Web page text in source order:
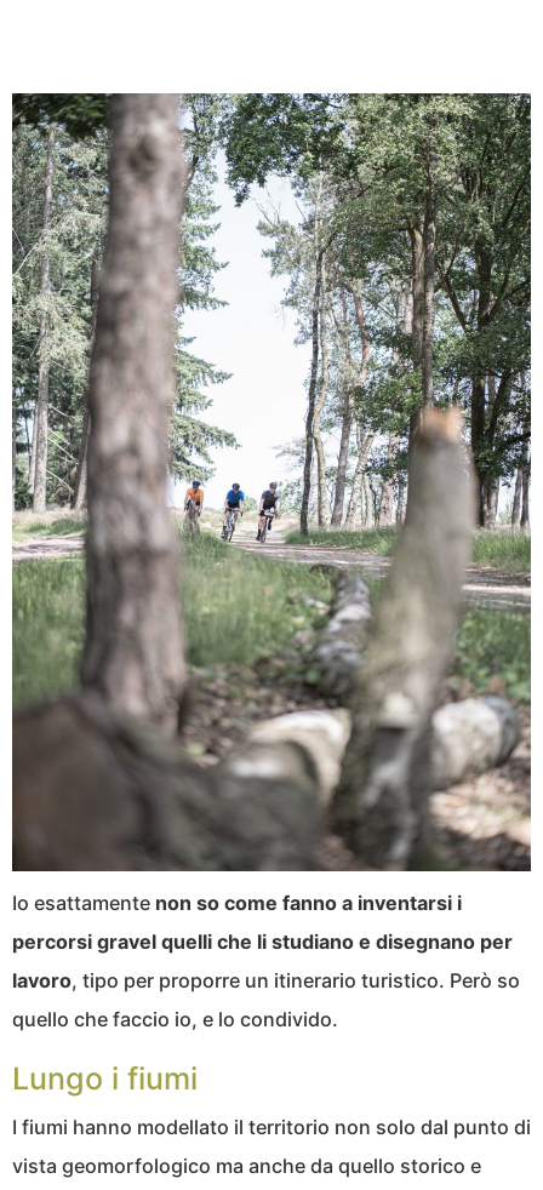
Io esattamente non so come fanno a inventarsi i
percorsi gravel quelli che li studiano e disegnano per
lavoro, tipo per proporre un itinerario turistico. Però so
quello che faccio io, e lo condivido.
Lungo i fiumi
I fiumi hanno modellato il territorio non solo dal punto di
vista geomorfologico ma anche da quello storico e